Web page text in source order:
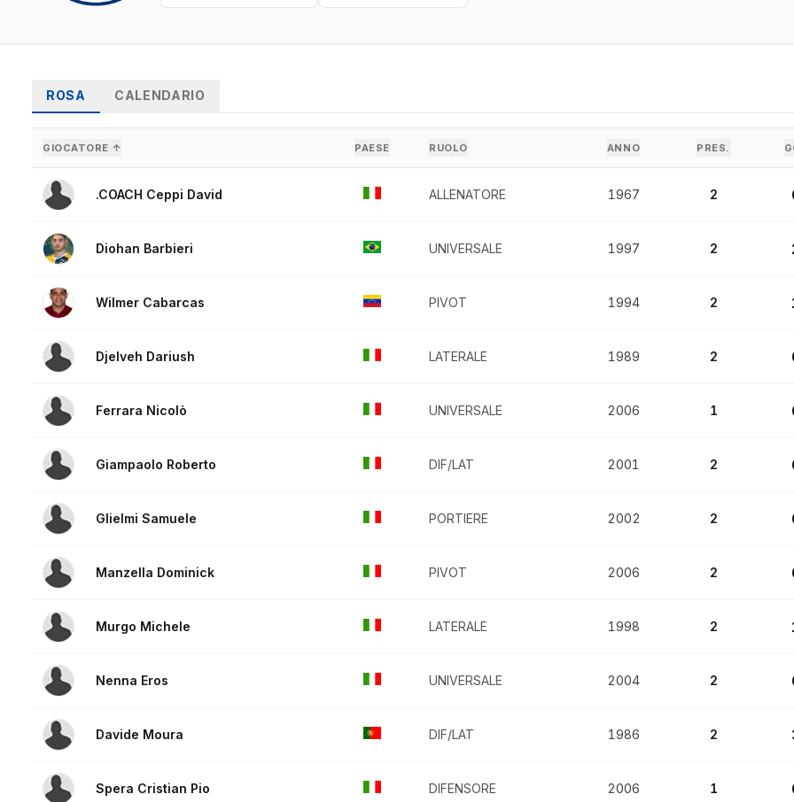
ROSA CALENDARIO
GIOCATORE ↑ PAESE RUOLO ANNO PRES.
.COACH Ceppi David ALLENATORE 1967 2
Diohan Barbieri UNIVERSALE 1997 2
Wilmer Cabarcas PIVOT 1994 2
Djelveh Dariush LATERALE 1989 2
Ferrara Nicolò UNIVERSALE 2006 1
Giampaolo Roberto DIF/LAT 2001 2
Glielmi Samuele PORTIERE 2002 2
Manzella Dominick PIVOT 2006 2
Murgo Michele LATERALE 1998 2
Nenna Eros UNIVERSALE 2004 2
Davide Moura DIF/LAT 1986 2
Spera Cristian Pio DIFENSORE 2006 1